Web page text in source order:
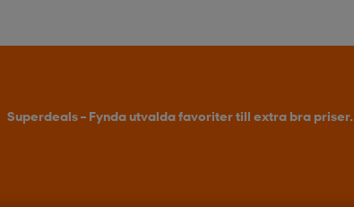
Superdeals – Fynda utvalda favoriter till extra bra priser.